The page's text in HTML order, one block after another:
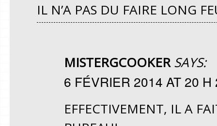
IL N’A PAS DU FAIRE LONG
MISTERGCOOKER SAYS:
6 FÉVRIER 2014 AT 20 H
EFFECTIVEMENT, IL A